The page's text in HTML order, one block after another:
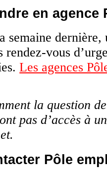
en agence
semaine dernière,
rendez-vous
Les agences
la question
pas d’accès à
Pôle